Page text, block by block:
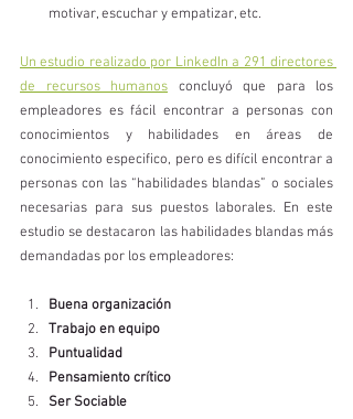
motivar, escuchar y empatizar, etc.
Un estudio realizado por LinkedIn a 291 directores
de recursos humanos concluyó que para los
empleadores es fácil encontrar a personas con
conocimientos y habilidades en áreas de
conocimiento especifico, pero es difícil encontrar a
personas con las “habilidades blandas” o sociales
necesarias para sus puestos laborales. En este
estudio se destacaron las habilidades blandas más
demandadas por los empleadores:
Buena organización
Trabajo en equipo
Puntualidad
Pensamiento crítico
Ser Sociable